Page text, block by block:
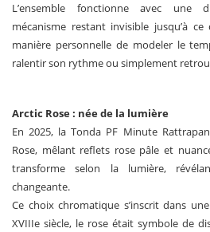
L’ensemble fonctionne avec une
mécanisme restant invisible jusqu’à ce
manière personnelle de modeler le
ralentir son rythme ou simplement
Arctic Rose : née de la lumière
En 2025, la Tonda PF Minute
Rose, mêlant reflets rose pâle et
transforme selon la lumière,
changeante.
Ce choix chromatique s’inscrit dans
XVIIIe siècle, le rose était symbole de